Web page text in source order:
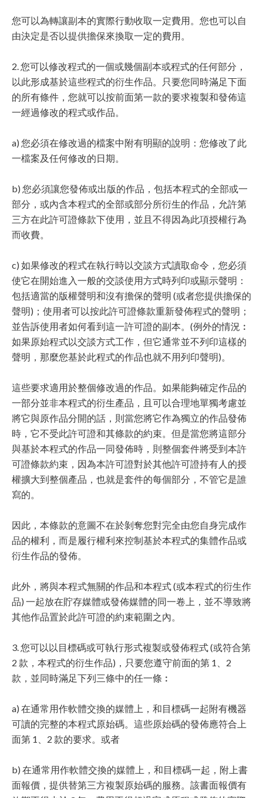
您可以為轉讓副本的實際行動收取一定費用。您也可以自
由決定是否以提供擔保來換取一定的費用。
2. 您可以修改程式的一個或幾個副本或程式的任何部分，
以此形成基於這些程式的衍生作品。只要您同時滿足下面
的所有條件，您就可以按前面第一款的要求複製和發佈這
一經過修改的程式或作品。
a) 您必須在修改過的檔案中附有明顯的說明：您修改了此
一檔案及任何修改的日期。
b) 您必須讓您發佈或出版的作品，包括本程式的全部或一
部分，或內含本程式的全部或部分所衍生的作品，允許第
三方在此許可證條款下使用，並且不得因為此項授權行為
而收費。
c) 如果修改的程式在執行時以交談方式讀取命令，您必須
使它在開始進入一般的交談使用方式時列印或顯示聲明：
包括適當的版權聲明和沒有擔保的聲明 (或者您提供擔保的
聲明)；使用者可以按此許可證條款重新發佈程式的聲明；
並告訴使用者如何看到這一許可證的副本。(例外的情況︰
如果原始程式以交談方式工作，但它通常並不列印這樣的
聲明，那麼您基於此程式的作品也就不用列印聲明)。
這些要求適用於整個修改過的作品。如果能夠確定作品的
一部分並非本程式的衍生產品，且可以合理地單獨考慮並
將它與原作品分開的話，則當您將它作為獨立的作品發佈
時，它不受此許可證和其條款的約束。但是當您將這部分
與基於本程式的作品一同發佈時，則整個套件將受到本許
可證條款約束，因為本許可證對於其他許可證持有人的授
權擴大到整個產品，也就是套件的每個部分，不管它是誰
寫的。
因此，本條款的意圖不在於剝奪您對完全由您自身完成作
品的權利，而是履行權利來控制基於本程式的集體作品或
衍生作品的發佈。
此外，將與本程式無關的作品和本程式 (或本程式的衍生作
品) 一起放在貯存媒體或發佈媒體的同一卷上，並不導致將
其他作品置於此許可證的約束範圍之內。
3. 您可以以目標碼或可執行形式複製或發佈程式 (或符合第
2 款，本程式的衍生作品)，只要您遵守前面的第 1、2
款，並同時滿足下列三條中的任一條︰
a) 在通常用作軟體交換的媒體上，和目標碼一起附有機器
可讀的完整的本程式原始碼。這些原始碼的發佈應符合上
面第 1、2 款的要求。或者
b) 在通常用作軟體交換的媒體上，和目標碼一起，附上書
面報價，提供替第三方複製原始碼的服務。該書面報價有